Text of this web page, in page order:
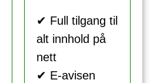
✔ Full tilgang til
alt innhold på
nett
✔ E-avisen